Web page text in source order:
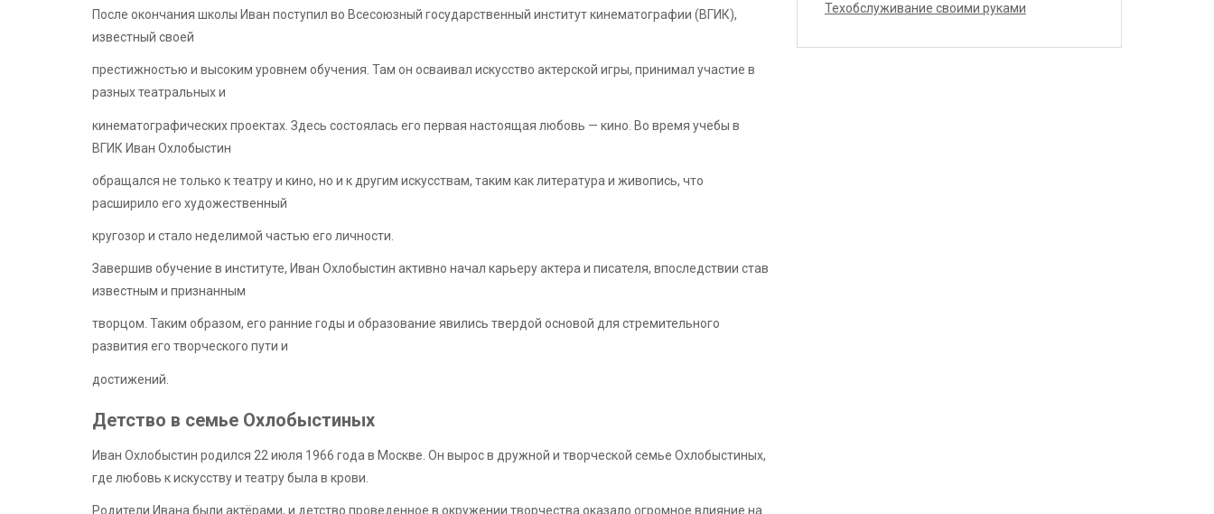
После окончания школы Иван поступил во Всесоюзный государственный институт кинематографии (ВГИК),
известный своей
престижностью и высоким уровнем обучения. Там он осваивал искусство актерской игры, принимал участие в
разных театральных и
кинематографических проектах. Здесь состоялась его первая настоящая любовь — кино. Во время учебы в
ВГИК Иван Охлобыстин
обращался не только к театру и кино, но и к другим искусствам, таким как литература и живопись, что
расширило его художественный
кругозор и стало неделимой частью его личности.
Завершив обучение в институте, Иван Охлобыстин активно начал карьеру актера и писателя, впоследствии став
известным и признанным
творцом. Таким образом, его ранние годы и образование явились твердой основой для стремительного
развития его творческого пути и
достижений.
Детство в семье Охлобыстиных
Иван Охлобыстин родился 22 июля 1966 года в Москве. Он вырос в дружной и творческой семье Охлобыстиных,
где любовь к искусству и театру была в крови.
Родители Ивана были актёрами, и детство проведенное в окружении творчества оказало огромное влияние на
Техобслуживание своими руками